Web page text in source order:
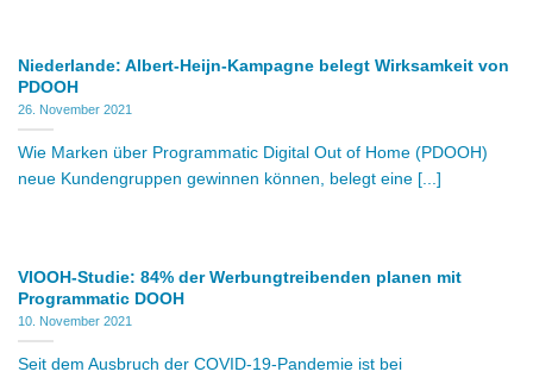
Niederlande: Albert-Heijn-Kampagne belegt Wirksamkeit von
PDOOH
26. November 2021
Wie Marken über Programmatic Digital Out of Home (PDOOH)
neue Kundengruppen gewinnen können, belegt eine [...]
VIOOH-Studie: 84% der Werbungtreibenden planen mit
Programmatic DOOH
10. November 2021
Seit dem Ausbruch der COVID-19-Pandemie ist bei